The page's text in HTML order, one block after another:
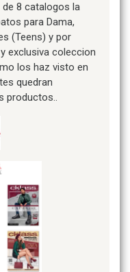
8 catalogos la
para Dama,
(Teens) y por
exclusiva coleccion
los haz visto en
quedran
productos..